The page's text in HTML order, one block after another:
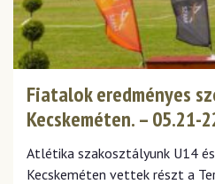
Fiatalok eredményes
Kecskeméten. – 05.21-
Atlétika szakosztályunk U14
Kecskeméten vettek részt a